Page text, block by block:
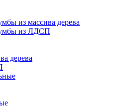
из массива дерева
из ЛДСП
дерева